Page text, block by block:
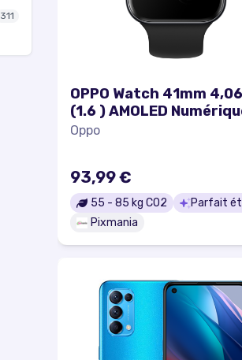
311
OPPO Watch 41mm
(1.6 ) AMOLED
x 360 pixels Écran
Oppo
93,99 €
55 - 85 kg CO2
Parfait
Pixmania